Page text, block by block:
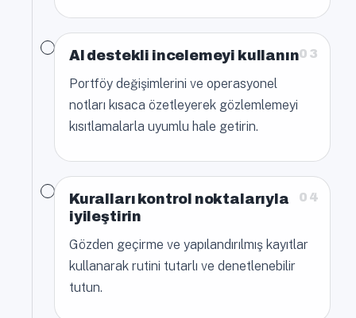
03
AI destekli incelemeyi kullanın
Portföy değişimlerini ve operasyonel
notları kısaca özetleyerek gözlemlemeyi
kısıtlamalarla uyumlu hale getirin.
04
Kuralları kontrol noktalarıyla
iyileştirin
Gözden geçirme ve yapılandırılmış kayıtlar
kullanarak rutini tutarlı ve denetlenebilir
tutun.